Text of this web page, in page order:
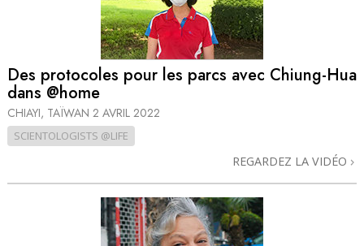
Des protocoles pour les parcs avec Chiung-Hua
dans @home
CHIAYI, TAÏWAN 2 AVRIL 2022
SCIENTOLOGISTS @LIFE
REGARDEZ LA VIDÉO